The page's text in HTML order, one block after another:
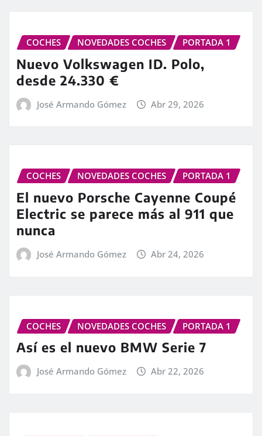
COCHES NOVEDADES COCHES PORTADA 1
Nuevo Volkswagen ID. Polo,
desde 24.330 €
José Armando Gómez Abr 29, 2026
COCHES NOVEDADES COCHES PORTADA 1
El nuevo Porsche Cayenne Coupé
Electric se parece más al 911 que
nunca
José Armando Gómez Abr 24, 2026
COCHES NOVEDADES COCHES PORTADA 1
Así es el nuevo BMW Serie 7
José Armando Gómez Abr 22, 2026